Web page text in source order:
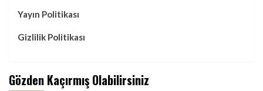
Yayın Politikası
Gizlilik Politikası
Gözden Kaçırmış Olabilirsiniz